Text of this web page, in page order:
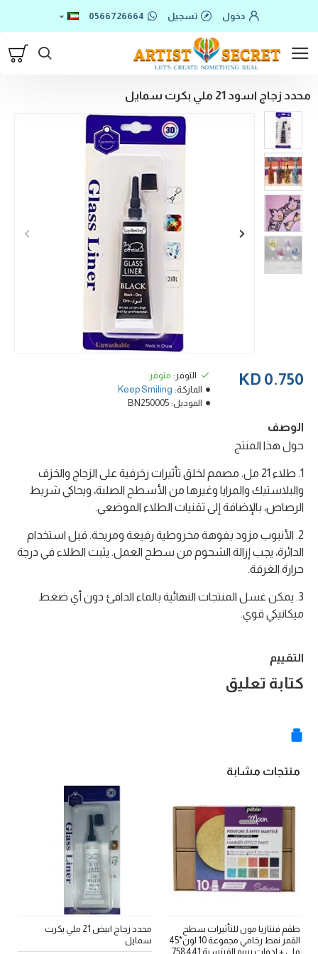
دخول تسجيل 0566726664
محدد زجاج اسود 21 ملي بكرت سمايل
0.750 KD التوفر: متوفر
الماركة: Keep Smiling
الموديل: BN250005
الوصف
حول هذا المنتج
1. طلاء 21 مل. مصمم لخلق تأثيرات زخرفية على الزجاج والخزف
والبلاستيك والمرايا وغيرها من الأسطح الصلبة، ويحاكي شريط
الرصاص، بالإضافة إلى تقنيات الطلاء الموضعي.
2. الأنبوب مزود بفوهة مخروطية رفيعة ومريحة. قبل استخدام
الدائرة، يجب إزالة الشحوم من سطح العمل. يثبت الطلاء في درجة
حرارة الغرفة.
3. يمكن غسل المنتجات النهائية بالماء الدافئ دون أي ضغط
ميكانيكي قوي.
التقييم
كتابة تعليق
منتجات مشابة
طقم فنتازيا مون للتأثيرات سطح
القمر نمط رخامي مجموعة 10 لون*45
ملي + ادوات بيبيو الفرنسية 758441
محدد زجاج ابيض 21 ملي بكرت
سمايل